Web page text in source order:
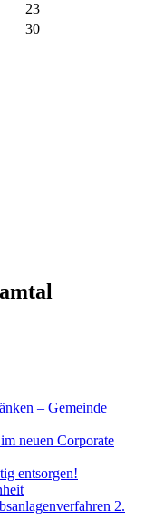
23
30
– Gemeinde
neuen Corporate
entsorgen!
2.